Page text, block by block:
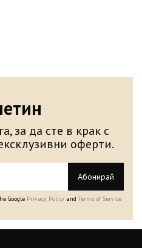
за да сте в крак с
оферти.
Абонирай
Google Privacy Policy and Terms of Service